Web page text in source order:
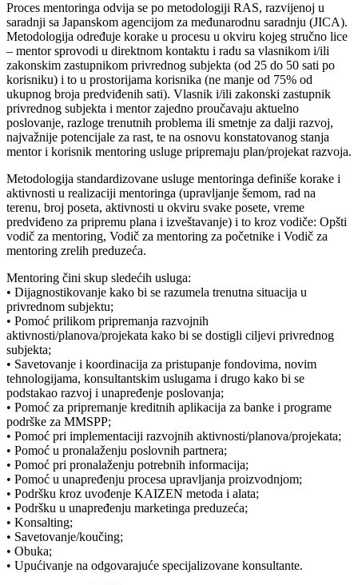
Proces mentoringa odvija se po metodologiji RAS, razvijenoj u
saradnji sa Japanskom agencijom za međunarodnu saradnju (JICA).
Metodologija određuje korake u procesu u okviru kojeg stručno lice
– mentor sprovodi u direktnom kontaktu i radu sa vlasnikom i/ili
zakonskim zastupnikom privrednog subjekta (od 25 do 50 sati po
korisniku) i to u prostorijama korisnika (ne manje od 75% od
ukupnog broja predviđenih sati). Vlasnik i/ili zakonski zastupnik
privrednog subjekta i mentor zajedno proučavaju aktuelno
poslovanje, razloge trenutnih problema ili smetnje za dalji razvoj,
najvažnije potencijale za rast, te na osnovu konstatovanog stanja
mentor i korisnik mentoring usluge pripremaju plan/projekat razvoja.
Metodologija standardizovane usluge mentoringa definiše korake i
aktivnosti u realizaciji mentoringa (upravljanje šemom, rad na
terenu, broj poseta, aktivnosti u okviru svake posete, vreme
predviđeno za pripremu plana i izveštavanje) i to kroz vodiče: Opšti
vodič za mentoring, Vodič za mentoring za početnike i Vodič za
mentoring zrelih preduzeća.
Mentoring čini skup sledećih usluga:
• Dijagnostikovanje kako bi se razumela trenutna situacija u
privrednom subjektu;
• Pomoć prilikom pripremanja razvojnih
aktivnosti/planova/projekata kako bi se dostigli ciljevi privrednog
subjekta;
• Savetovanje i koordinacija za pristupanje fondovima, novim
tehnologijama, konsultantskim uslugama i drugo kako bi se
podstakao razvoj i unapređenje poslovanja;
• Pomoć za pripremanje kreditnih aplikacija za banke i programe
podrške za MMSPP;
• Pomoć pri implementaciji razvojnih aktivnosti/planova/projekata;
• Pomoć u pronalaženju poslovnih partnera;
• Pomoć pri pronalaženju potrebnih informacija;
• Pomoć u unapređenju procesa upravljanja proizvodnjom;
• Podršku kroz uvođenje KAIZEN metoda i alata;
• Podršku u unapređenju marketinga preduzeća;
• Konsalting;
• Savetovanje/koučing;
• Obuka;
• Upućivanje na odgovarajuće specijalizovane konsultante.